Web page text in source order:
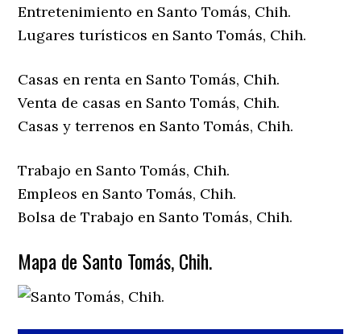
Entretenimiento en Santo Tomás, Chih.
Lugares turísticos en Santo Tomás, Chih.
Casas en renta en Santo Tomás, Chih.
Venta de casas en Santo Tomás, Chih.
Casas y terrenos en Santo Tomás, Chih.
Trabajo en Santo Tomás, Chih.
Empleos en Santo Tomás, Chih.
Bolsa de Trabajo en Santo Tomás, Chih.
Mapa de Santo Tomás, Chih.